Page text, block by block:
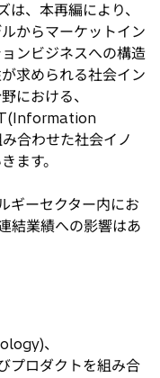
、本再編により、
からマーケットイン
ンビジネスへの構造
求められる社会イン
における、
合わせた社会イノ
ます。
ギーセクター内にお
結業績への影響はあ
、
ロダクトを組み合